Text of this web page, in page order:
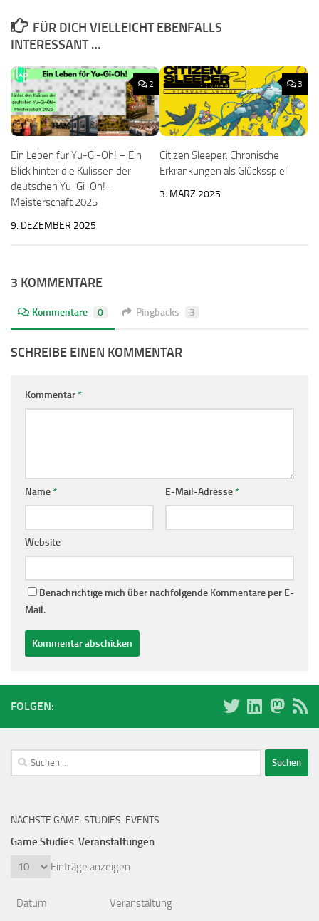
FÜR DICH VIELLEICHT EBENFALLS
INTERESSANT …
2
Ein Leben für Yu-Gi-Oh! – Ein
Blick hinter die Kulissen der
deutschen Yu-Gi-Oh!-
Meisterschaft 2025
9. DEZEMBER 2025
3
Citizen Sleeper: Chronische
Erkrankungen als Glücksspiel
3. MÄRZ 2025
3 KOMMENTARE
Kommentare 0 Pingbacks 3
SCHREIBE EINEN KOMMENTAR
Kommentar*
Name* E-Mail-Adresse*
Website
Benachrichtige mich über nachfolgende Kommentare per E-
Mail.
FOLGEN:
Suchen
nach:
NÄCHSTE GAME-STUDIES-EVENTS
Game Studies-Veranstaltungen
Einträge anzeigen
Datum Veranstaltung